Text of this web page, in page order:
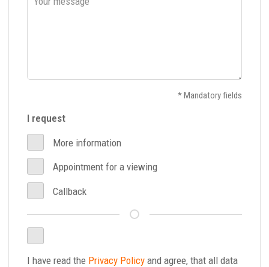
* Mandatory fields
I request
More information
Appointment for a viewing
Callback
I have read the Privacy Policy and agree, that all data